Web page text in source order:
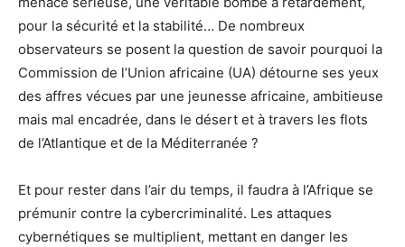
pour la sécurité et la stabilité… De nombreux
observateurs se posent la question de savoir pourquoi la
Commission de l’Union africaine (UA) détourne ses yeux
des affres vécues par une jeunesse africaine, ambitieuse
mais mal encadrée, dans le désert et à travers les flots
de l’Atlantique et de la Méditerranée ?
Et pour rester dans l’air du temps, il faudra à l’Afrique se
prémunir contre la cybercriminalité. Les attaques
cybernétiques se multiplient, mettant en danger les